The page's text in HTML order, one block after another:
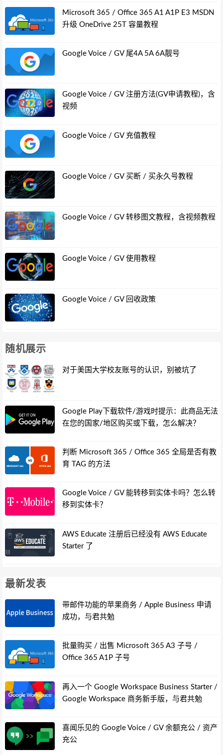
Microsoft 365 / Office 365 A1 A1P E3 MSDN
升级 OneDrive 25T 容量教程
Google Voice / GV 尾4A 5A 6A靓号
Google Voice / GV 注册方法(GV申请教程)，含
视频
Google Voice / GV 充值教程
Google Voice / GV 买断 / 买永久号教程
Google Voice / GV 转移图文教程，含视频教程
Google Voice / GV 使用教程
Google Voice / GV 回收政策
随机展示
对于美国大学校友账号的认识，别被坑了
Google Play下载软件/游戏时提示：此商品无法
在您的国家/地区购买或下载，怎么解决？
判断 Microsoft 365 / Office 365 全局是否有教
育 TAG 的方法
Google Voice / GV 能转移到实体卡吗？怎么转
移到实体卡？
AWS Educate 注册后已经没有 AWS Educate
Starter 了
最新发表
带邮件功能的苹果商务 / Apple Business 申请
成功，与君共勉
批量购买 / 出售 Microsoft 365 A3 子号 /
Office 365 A1P 子号
再入一个 Google Workspace Business Starter /
Google Workspace 商务新手版，与君共勉
喜闻乐见的 Google Voice / GV 余额充公 / 资产
充公